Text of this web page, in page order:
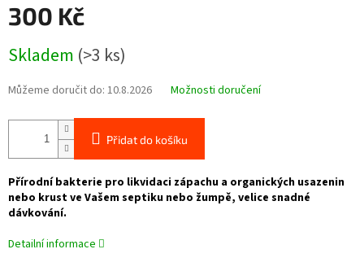
300 Kč
cena:
Skladem (>3 ks)
Můžeme doručit do: 10.8.2026 Možnosti doručení
Přidat do košíku
Přírodní bakterie pro likvidaci zápachu a organických usazenin
nebo krust ve Vašem septiku nebo žumpě, velice snadné
dávkování.
Detailní informace